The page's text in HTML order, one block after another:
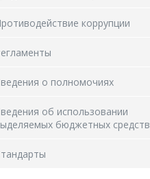
коррупции
о полномочиях
об использовании
бюджетных средств